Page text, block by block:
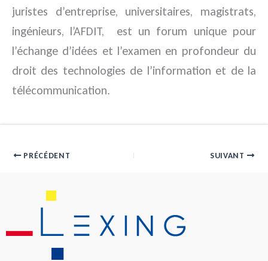
juristes d’entreprise, universitaires, magistrats,
ingénieurs, l’AFDIT, est un forum unique pour
l’échange d’idées et l’examen en profondeur du
droit des technologies de l’information et de la
télécommunication.
PRÉCÉDENT SUIVANT